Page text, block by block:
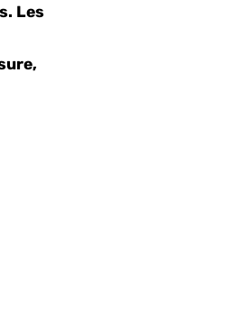
Les